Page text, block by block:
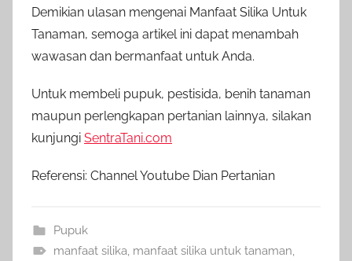
Demikian ulasan mengenai Manfaat Silika Untuk
Tanaman, semoga artikel ini dapat menambah
wawasan dan bermanfaat untuk Anda.
Untuk membeli pupuk, pestisida, benih tanaman
maupun perlengkapan pertanian lainnya, silakan
kunjungi SentraTani.com
Referensi: Channel Youtube Dian Pertanian
Pupuk
manfaat silika, manfaat silika untuk tanaman,